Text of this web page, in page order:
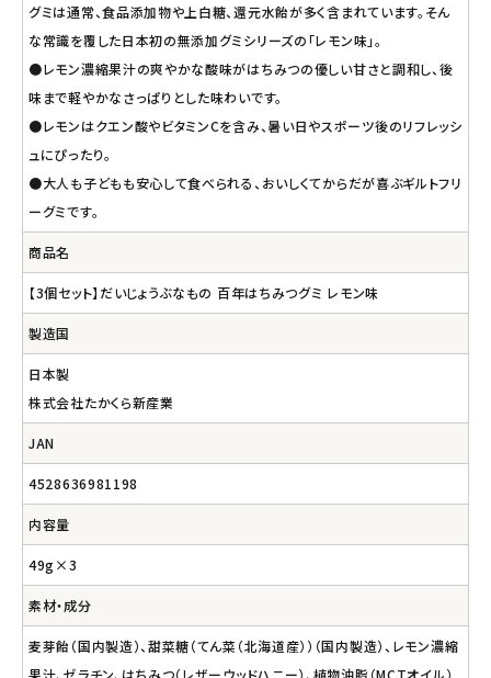
グミは通常、食品添加物や上白糖、還元水飴が多く含まれています。そん
な常識を覆した日本初の無添加グミシリーズの「レモン味」。
●レモン濃縮果汁の爽やかな酸味がはちみつの優しい甘さと調和し、後
味まで軽やかなさっぱりとした味わいです。
●レモンはクエン酸やビタミンCを含み、暑い日やスポーツ後のリフレッシ
ュにぴったり。
●大人も子どもも安心して食べられる、おいしくてからだが喜ぶギルトフリ
ーグミです。
商品名
【3個セット】だいじょうぶなもの 百年はちみつグミ レモン味
製造国
日本製
株式会社たかくら新産業
JAN
4528636981198
内容量
49g×3
素材・成分
麦芽飴（国内製造）、甜菜糖（てん菜（北海道産））（国内製造）、レモン濃縮
果汁、ゼラチン、はちみつ（レザーウッドハニー）、植物油脂（MCTオイル）